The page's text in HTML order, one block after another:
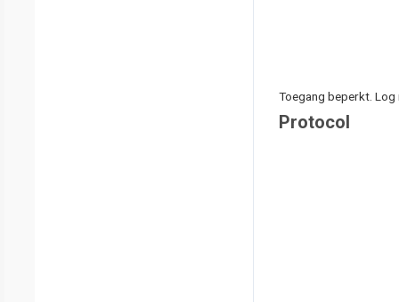
Toegang beperkt.
Protocol